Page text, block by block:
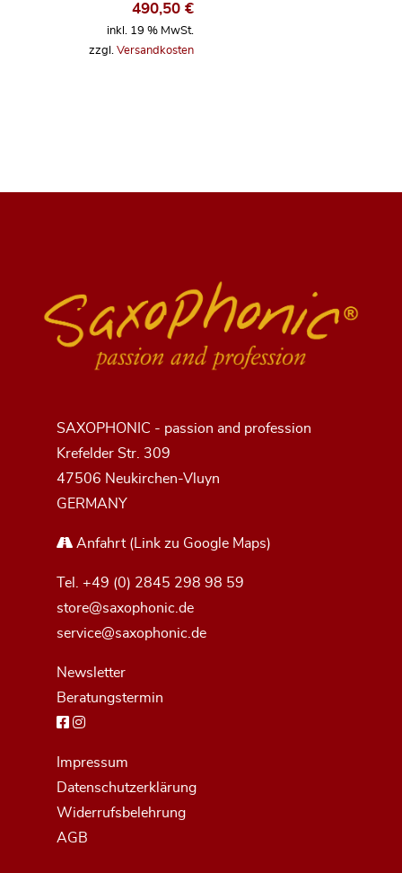
490,50 €
inkl. 19 % MwSt.
zzgl. Versandkosten
SAXOPHONIC - passion and profession
Krefelder Str. 309
47506 Neukirchen-Vluyn
GERMANY
Anfahrt(Link zu Google Maps)
Tel. +49 (0) 2845 298 98 59
store@saxophonic.de
service@saxophonic.de
Newsletter
Beratungstermin
Impressum
Datenschutzerklärung
Widerrufsbelehrung
AGB